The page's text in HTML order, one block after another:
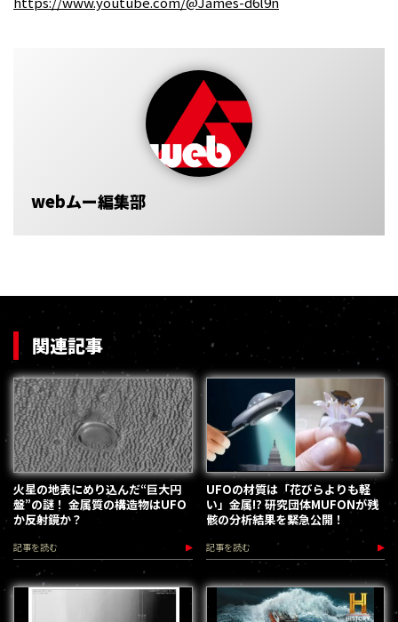
webムー編集部
関連記事
火星の地表にめり込んだ“巨大円
盤”の謎！ 金属質の構造物はUFO
か反射鏡か？
記事を読む
UFOの材質は「花びらよりも軽
い」金属!? 研究団体MUFONが残
骸の分析結果を緊急公開！
記事を読む